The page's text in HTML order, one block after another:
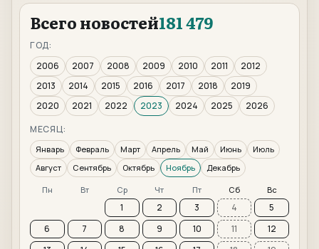
Всего новостей181 479
ГОД:
2006
2007 2008 2009 2010 2011
2012
2013
2014 2015 2016 2017 2018
2019
2020
2021 2022 2023 2024 2025
2026
МЕСЯЦ:
Январь Февраль Март Апрель Май Июнь
Июль
Август
Сентябрь Октябрь Ноябрь Декабрь
Пн Вт Ср Чт Пт Сб Вс
1 2 3 4
5
6
7 8 9 10 11
12